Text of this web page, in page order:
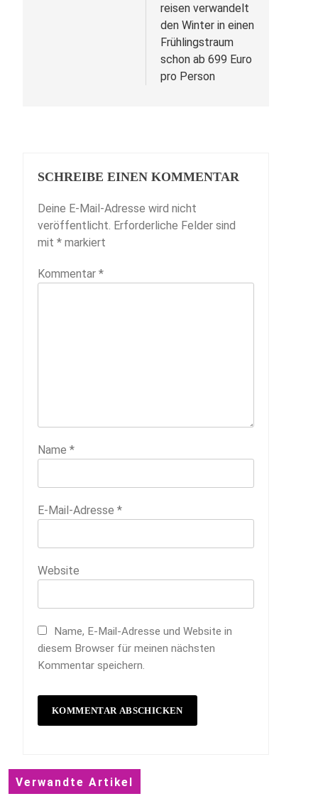
reisen verwandelt
den Winter in einen
Frühlingstraum
schon ab 699 Euro
pro Person
SCHREIBE EINEN KOMMENTAR
Deine E-Mail-Adresse wird nicht
veröffentlicht. Erforderliche Felder sind
mit * markiert
Kommentar *
Name *
E-Mail-Adresse *
Website
Name, E-Mail-Adresse und Website in
diesem Browser für meinen nächsten
Kommentar speichern.
Verwandte Artikel